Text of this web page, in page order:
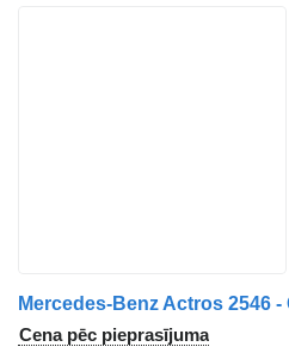
Mercedes-Benz Actros 2546 -
Cena pēc pieprasījuma